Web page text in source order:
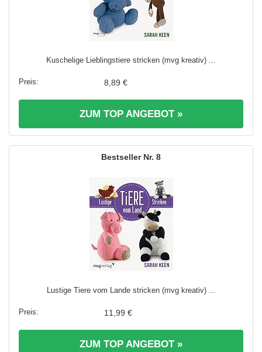
Kuschelige Lieblingstiere stricken (mvg kreativ) ...
8,89 €
ZUM TOP ANGEBOT »
8
Lustige Tiere vom Lande stricken (mvg kreativ) ...
11,99 €
ZUM TOP ANGEBOT »